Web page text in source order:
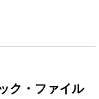
ク・ファイル